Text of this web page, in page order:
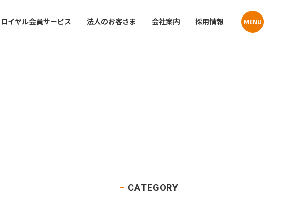
MENU
ロイヤル会員サービス 法人のお客さま 会社案内 採用情報
CATEGORY